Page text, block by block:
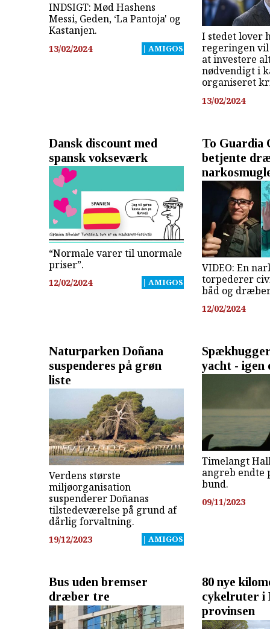
INDSIGT: Mød Hashens
Messi, Geden, ‘La Pantoja' og
Kastanjen.
13/02/2024 | AMIGOS
I stedet lover
regeringen
at investere
nødvendigt i
organiseret
13/02/2024
Dansk discount med
spansk vokseværk
“Normale varer til unormale
priser”.
12/02/2024 | AMIGOS
To Guardia
betjente
VIDEO: En
torpederer
båd og
12/02/2024
Naturparken Doñana
suspenderes på grøn
liste
Verdens største
miljøorganisation
suspenderer Doñanas
tilstedeværelse på grund af
dårlig forvaltning.
19/12/2023 | AMIGOS
yacht - igen
Timelangt
angreb endte
bund.
09/11/2023
Bus uden bremser
dræber tre
80 nye
cykelruter i
provinsen